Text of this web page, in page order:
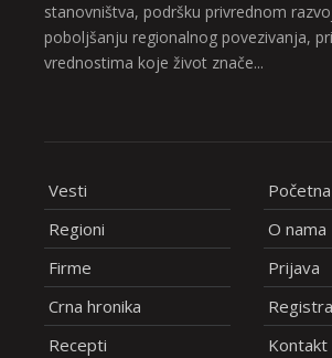
stanovništva, podršku privrednom
poboljšanju regionalnog povezivanja,
vrednostima koje život znače...
Vesti
Regioni
Firme
Crna hronika
Recepti
Početna
O nama
Prijava
Kontakt